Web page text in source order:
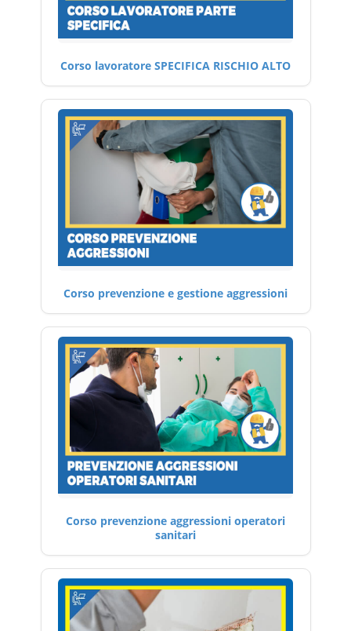
Corso lavoratore SPECIFICA RISCHIO ALTO
Corso prevenzione e gestione aggressioni
Corso prevenzione aggressioni operatori
sanitari